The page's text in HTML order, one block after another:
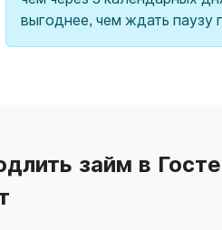
выгоднее, чем ждать паузу
займ в